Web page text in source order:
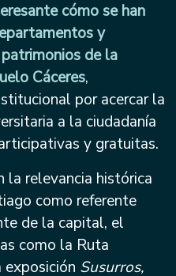
cómo se han
y
de la
Cáceres,
por acercar la
a la ciudadanía
y gratuitas.
la relevancia histórica
como referente
de la capital, el
como la Ruta
exposición Susurros,